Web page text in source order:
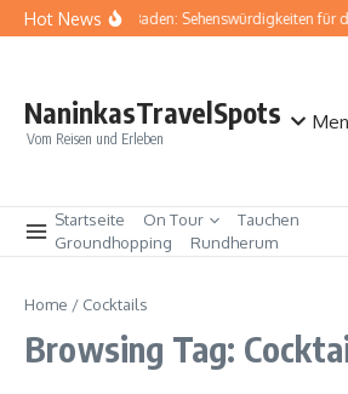
Zum Inhalt springen
Hot NewsBaden-Baden: Sehenswürdigkeiten für
NaninkasTravelSpots
Vom Reisen und Erleben
Startseite On Tour
Tauchen
Groundhopping
Rundherum
Home / Cocktails
Browsing Tag: